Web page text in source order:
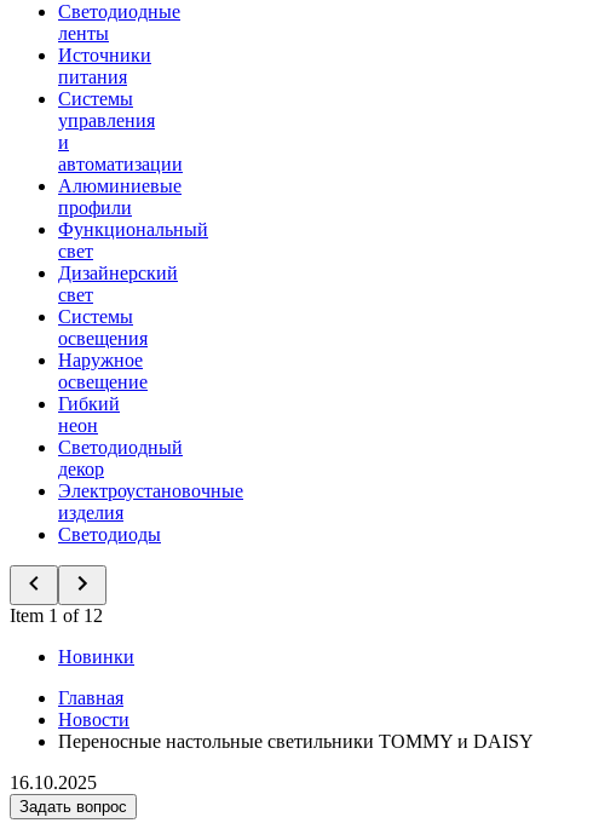
Светодиодные
ленты
Источники
питания
Системы
управления
и
автоматизации
Алюминиевые
профили
Функциональный
свет
Дизайнерский
свет
Системы
освещения
Наружное
освещение
Гибкий
неон
Светодиодный
декор
Электроустановочные
изделия
Светодиоды
Item 1 of 12
Новинки
Главная
Новости
Переносные настольные светильники TOMMY и DAISY
16.10.2025
Задать вопрос